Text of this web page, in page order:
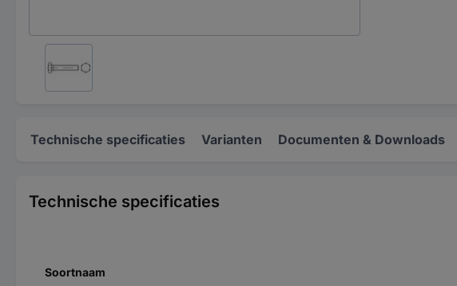
Technische specificaties Varianten Documenten & Downloads
Technische specificaties
Soortnaam